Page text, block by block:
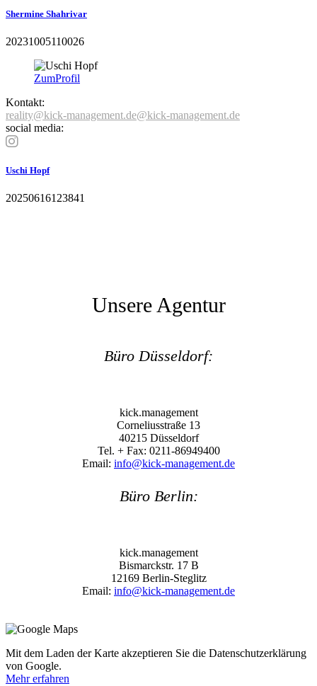
Shermine Shahrivar
20231005110026
ZumProfil
Kontakt:
reality@kick-management.de@kick-management.de
social media:
Uschi Hopf
20250616123841
Unsere Agentur
Büro Düsseldorf:
kick.management
Corneliusstraße 13
40215 Düsseldorf
Tel. + Fax: 0211-86949400
Email: info@kick-management.de
Büro Berlin:
kick.management
Bismarckstr. 17 B
12169 Berlin-Steglitz
Email: info@kick-management.de
Mit dem Laden der Karte akzeptieren Sie die Datenschutzerklärung
von Google.
Mehr erfahren